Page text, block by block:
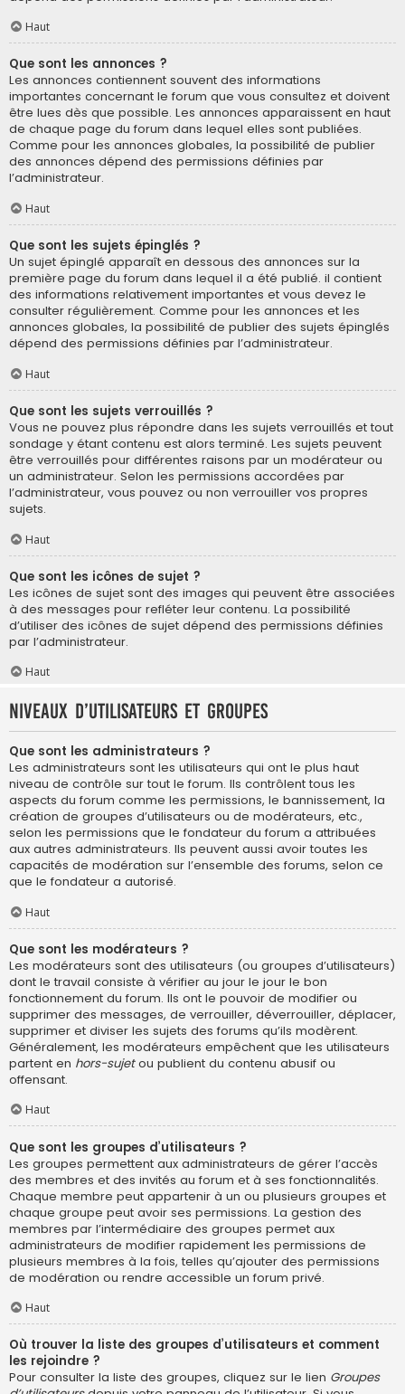
Haut
Que sont les annonces ?
Les annonces contiennent souvent des informations
importantes concernant le forum que vous consultez et doivent
être lues dès que possible. Les annonces apparaissent en haut
de chaque page du forum dans lequel elles sont publiées.
Comme pour les annonces globales, la possibilité de publier
des annonces dépend des permissions définies par
l’administrateur.
Haut
Que sont les sujets épinglés ?
Un sujet épinglé apparaît en dessous des annonces sur la
première page du forum dans lequel il a été publié. il contient
des informations relativement importantes et vous devez le
consulter régulièrement. Comme pour les annonces et les
annonces globales, la possibilité de publier des sujets épinglés
dépend des permissions définies par l’administrateur.
Haut
Que sont les sujets verrouillés ?
Vous ne pouvez plus répondre dans les sujets verrouillés et tout
sondage y étant contenu est alors terminé. Les sujets peuvent
être verrouillés pour différentes raisons par un modérateur ou
un administrateur. Selon les permissions accordées par
l’administrateur, vous pouvez ou non verrouiller vos propres
sujets.
Haut
Que sont les icônes de sujet ?
Les icônes de sujet sont des images qui peuvent être associées
à des messages pour refléter leur contenu. La possibilité
d’utiliser des icônes de sujet dépend des permissions définies
par l’administrateur.
Haut
Niveaux d’utilisateurs et groupes
Que sont les administrateurs ?
Les administrateurs sont les utilisateurs qui ont le plus haut
niveau de contrôle sur tout le forum. Ils contrôlent tous les
aspects du forum comme les permissions, le bannissement, la
création de groupes d’utilisateurs ou de modérateurs, etc.,
selon les permissions que le fondateur du forum a attribuées
aux autres administrateurs. Ils peuvent aussi avoir toutes les
capacités de modération sur l’ensemble des forums, selon ce
que le fondateur a autorisé.
Haut
Que sont les modérateurs ?
Les modérateurs sont des utilisateurs (ou groupes d’utilisateurs)
dont le travail consiste à vérifier au jour le jour le bon
fonctionnement du forum. Ils ont le pouvoir de modifier ou
supprimer des messages, de verrouiller, déverrouiller, déplacer,
supprimer et diviser les sujets des forums qu’ils modèrent.
Généralement, les modérateurs empêchent que les utilisateurs
partent en hors-sujetou publient du contenu abusif ou
offensant.
Haut
Que sont les groupes d’utilisateurs ?
Les groupes permettent aux administrateurs de gérer l’accès
des membres et des invités au forum et à ses fonctionnalités.
Chaque membre peut appartenir à un ou plusieurs groupes et
chaque groupe peut avoir ses permissions. La gestion des
membres par l’intermédiaire des groupes permet aux
administrateurs de modifier rapidement les permissions de
plusieurs membres à la fois, telles qu’ajouter des permissions
de modération ou rendre accessible un forum privé.
Haut
Où trouver la liste des groupes d’utilisateurs et comment
les rejoindre ?
Pour consulter la liste des groupes, cliquez sur le lien Groupes